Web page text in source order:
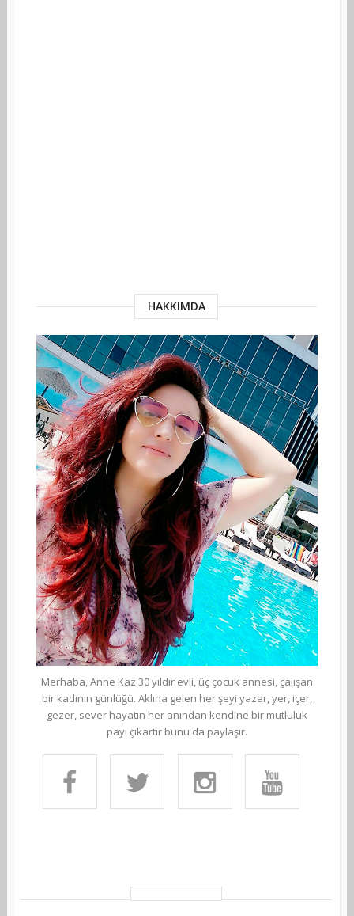
HAKKIMDA
Merhaba, Anne Kaz 30 yıldır evli, üç çocuk annesi, çalışan
bir kadının günlüğü. Aklına gelen her şeyi yazar, yer, içer,
gezer, sever hayatın her anından kendine bir mutluluk
payı çıkartır bunu da paylaşır.